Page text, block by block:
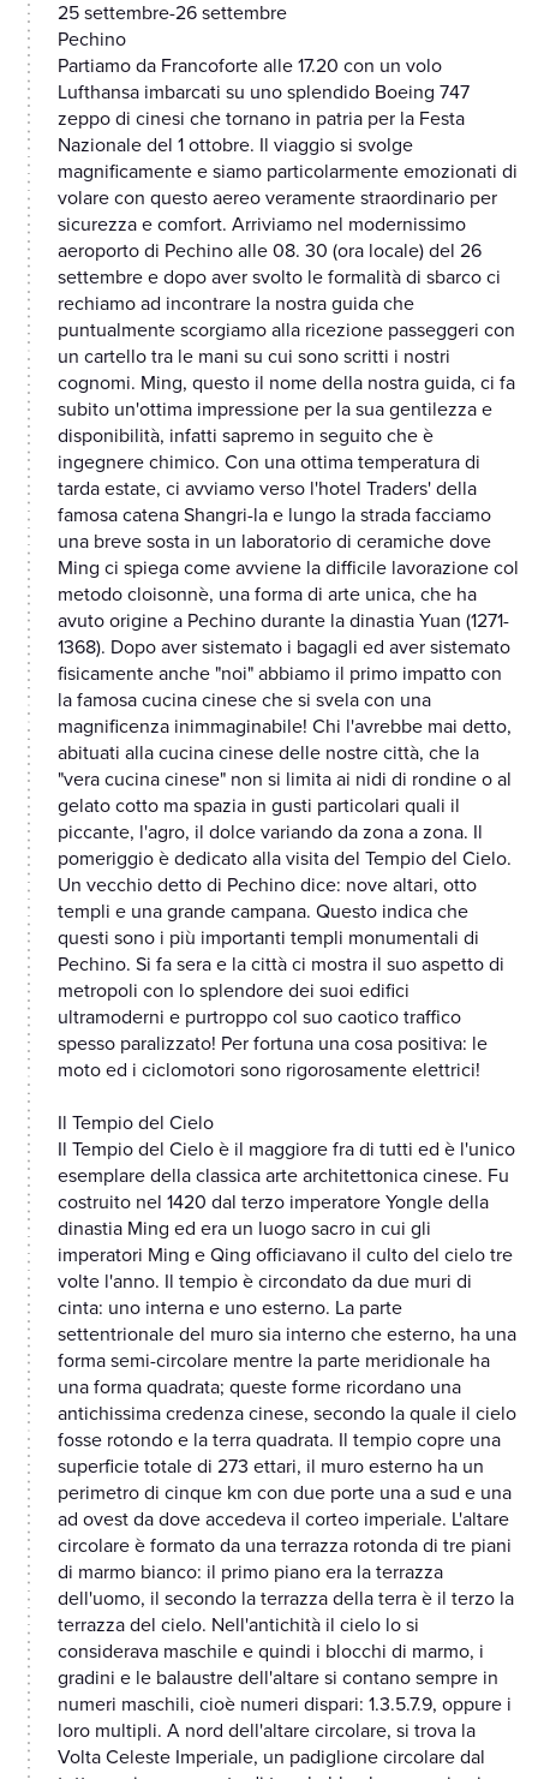
25 settembre-26 settembre
Pechino
Partiamo da Francoforte alle 17.20 con un volo
Lufthansa imbarcati su uno splendido Boeing 747
zeppo di cinesi che tornano in patria per la Festa
Nazionale del 1 ottobre. Il viaggio si svolge
magnificamente e siamo particolarmente emozionati di
volare con questo aereo veramente straordinario per
sicurezza e comfort. Arriviamo nel modernissimo
aeroporto di Pechino alle 08. 30 (ora locale) del 26
settembre e dopo aver svolto le formalità di sbarco ci
rechiamo ad incontrare la nostra guida che
puntualmente scorgiamo alla ricezione passeggeri con
un cartello tra le mani su cui sono scritti i nostri
cognomi. Ming, questo il nome della nostra guida, ci fa
subito un'ottima impressione per la sua gentilezza e
disponibilità, infatti sapremo in seguito che è
ingegnere chimico. Con una ottima temperatura di
tarda estate, ci avviamo verso l'hotel Traders' della
famosa catena Shangri-la e lungo la strada facciamo
una breve sosta in un laboratorio di ceramiche dove
Ming ci spiega come avviene la difficile lavorazione col
metodo cloisonnè, una forma di arte unica, che ha
avuto origine a Pechino durante la dinastia Yuan (1271-
1368). Dopo aver sistemato i bagagli ed aver sistemato
fisicamente anche "noi" abbiamo il primo impatto con
la famosa cucina cinese che si svela con una
magnificenza inimmaginabile! Chi l'avrebbe mai detto,
abituati alla cucina cinese delle nostre città, che la
"vera cucina cinese" non si limita ai nidi di rondine o al
gelato cotto ma spazia in gusti particolari quali il
piccante, l'agro, il dolce variando da zona a zona. Il
pomeriggio è dedicato alla visita del Tempio del Cielo.
Un vecchio detto di Pechino dice: nove altari, otto
templi e una grande campana. Questo indica che
questi sono i più importanti templi monumentali di
Pechino. Si fa sera e la città ci mostra il suo aspetto di
metropoli con lo splendore dei suoi edifici
ultramoderni e purtroppo col suo caotico traffico
spesso paralizzato! Per fortuna una cosa positiva: le
moto ed i ciclomotori sono rigorosamente elettrici!
Il Tempio del Cielo
Il Tempio del Cielo è il maggiore fra di tutti ed è l'unico
esemplare della classica arte architettonica cinese. Fu
costruito nel 1420 dal terzo imperatore Yongle della
dinastia Ming ed era un luogo sacro in cui gli
imperatori Ming e Qing officiavano il culto del cielo tre
volte l'anno. Il tempio è circondato da due muri di
cinta: uno interna e uno esterno. La parte
settentrionale del muro sia interno che esterno, ha una
forma semi-circolare mentre la parte meridionale ha
una forma quadrata; queste forme ricordano una
antichissima credenza cinese, secondo la quale il cielo
fosse rotondo e la terra quadrata. Il tempio copre una
superficie totale di 273 ettari, il muro esterno ha un
perimetro di cinque km con due porte una a sud e una
ad ovest da dove accedeva il corteo imperiale. L'altare
circolare è formato da una terrazza rotonda di tre piani
di marmo bianco: il primo piano era la terrazza
dell'uomo, il secondo la terrazza della terra è il terzo la
terrazza del cielo. Nell'antichità il cielo lo si
considerava maschile e quindi i blocchi di marmo, i
gradini e le balaustre dell'altare si contano sempre in
numeri maschili, cioè numeri dispari: 1.3.5.7.9, oppure i
loro multipli. A nord dell'altare circolare, si trova la
Volta Celeste Imperiale, un padiglione circolare dal